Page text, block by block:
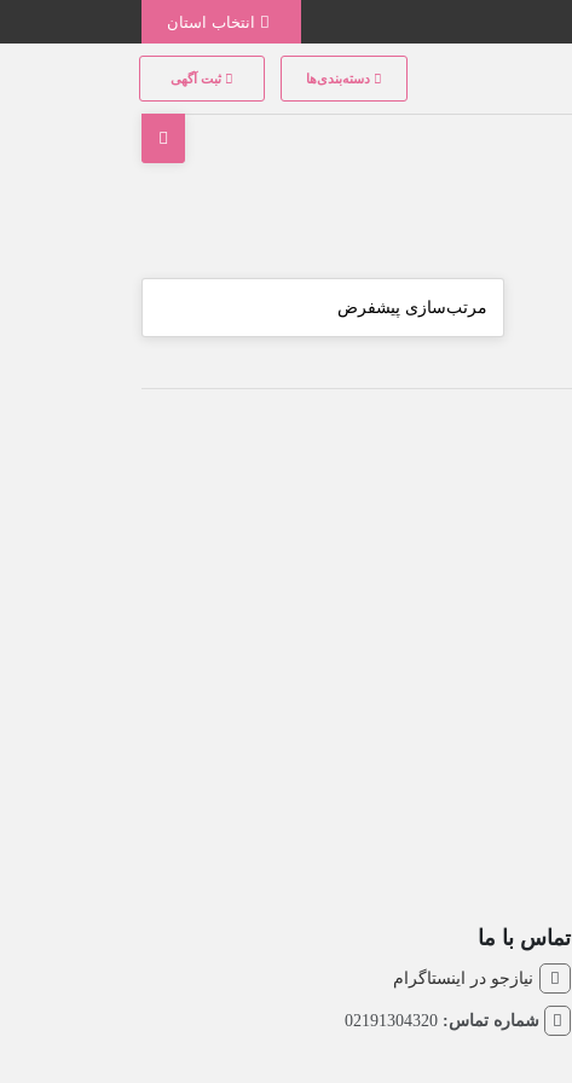
دسته‌بندی‌ها ثبت آگهی
تماس با ما
نیازجو در اینستاگرام
شماره تماس: 02191304320